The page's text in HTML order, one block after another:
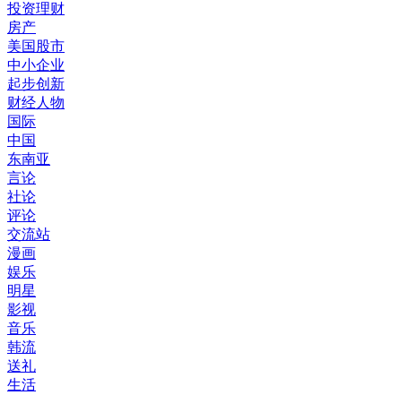
投资理财
房产
美国股市
中小企业
起步创新
财经人物
国际
中国
东南亚
言论
社论
评论
交流站
漫画
娱乐
明星
影视
音乐
韩流
送礼
生活